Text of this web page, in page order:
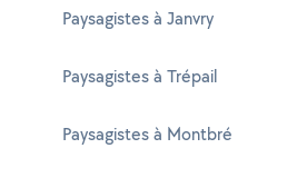
Paysagistes à Janvry
Paysagistes à Trépail
Paysagistes à Montbré